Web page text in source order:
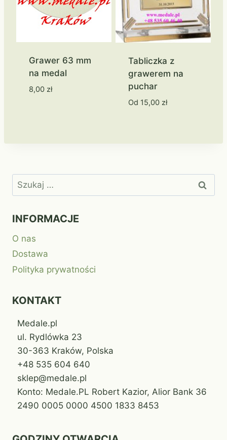
Grawer 63 mm
na medal
8,00 zł
Tabliczka z
grawerem na
puchar
Od 15,00 zł
Szukaj:
INFORMACJE
O nas
Dostawa
Polityka prywatności
KONTAKT
Medale.pl
ul. Rydlówka 23
30-363 Kraków, Polska
+48 535 604 640
sklep@medale.pl
Konto: Medale.PL Robert Kazior, Alior Bank 36
2490 0005 0000 4500 1833 8453